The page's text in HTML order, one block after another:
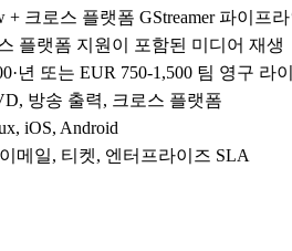
+ 크로스 플랫폼 GStreamer 파이프라
플랫폼 지원이 포함된 미디어 재생
년 또는 EUR 750-1,500 팀 영구 라
방송 출력, 크로스 플랫폼
iOS, Android
메일, 티켓, 엔터프라이즈 SLA